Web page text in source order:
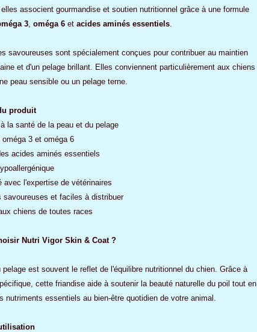
associent gourmandise et soutien nutritionnel grâce à une formule
3, oméga 6 et acides aminés essentiels.
savoureuses sont spécialement conçues pour contribuer au maintien
et d'un pelage brillant. Elles conviennent particulièrement aux chiens
peau sensible ou un pelage terne.
produit
la santé de la peau et du pelage
3 et oméga 6
acides aminés essentiels
avec l'expertise de vétérinaires
savoureuses et faciles à distribuer
chiens de toutes races
Nutri Vigor Skin & Coat ?
pelage est souvent le reflet de l'équilibre nutritionnel du chien. Grâce à
cette friandise aide à soutenir la beauté naturelle du poil tout en
nutriments essentiels au bien-être quotidien de votre animal.